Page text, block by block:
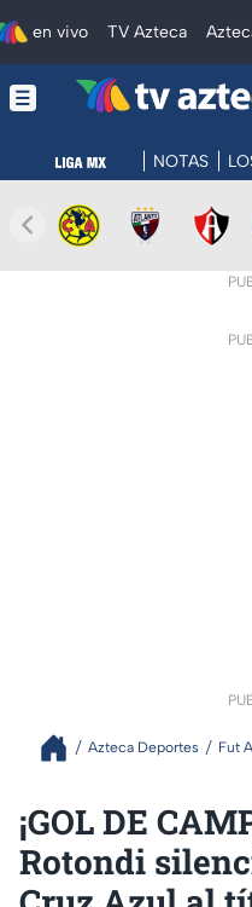
en vivo TV Azteca
NOTAS
Azteca Deportes Fut
¡GOL DE
Rotondi